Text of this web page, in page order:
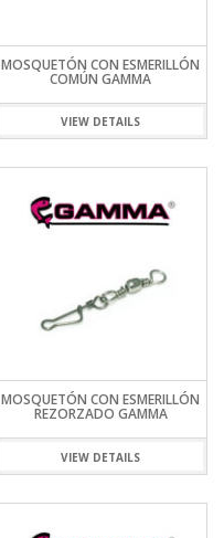
MOSQUETÓN CON ESMERILLÓN
COMÚN GAMMA
VIEW DETAILS
MOSQUETÓN CON ESMERILLÓN
REZORZADO GAMMA
VIEW DETAILS